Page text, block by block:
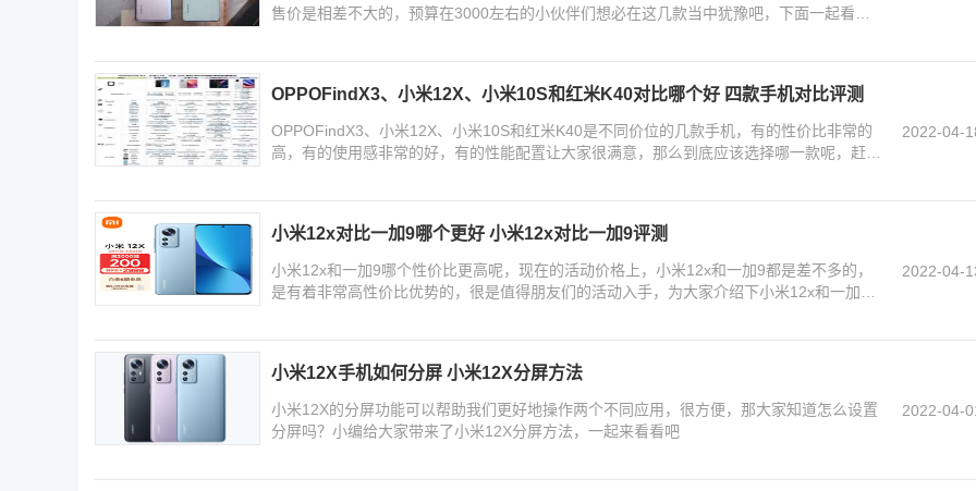
售价是相差不大的，预算在3000左右的小伙伴们想必在这几款当中犹豫吧，下面一起看看
OPPOFindX3、小米12X、小米10S和红米K40对比哪个好 四款手机对比评测
OPPOFindX3、小米12X、小米10S和红米K40是不同价位的几款手机，有的性价比非常的
高，有的使用感非常的好，有的性能配置让大家很满意，那么到底应该选择哪一款呢，赶紧
2022-04-
小米12x对比一加9哪个更好 小米12x对比一加9评测
小米12x和一加9哪个性价比更高呢，现在的活动价格上，小米12x和一加9都是差不多的，
是有着非常高性价比优势的，很是值得朋友们的活动入手，为大家介绍下小米12x和一加9
2022-04-
小米12X手机如何分屏 小米12X分屏方法
小米12X的分屏功能可以帮助我们更好地操作两个不同应用，很方便，那大家知道怎么设置
分屏吗？小编给大家带来了小米12X分屏方法，一起来看看吧
2022-04-